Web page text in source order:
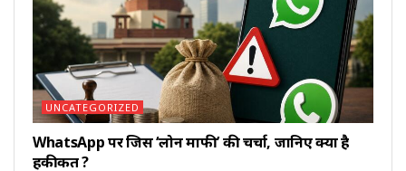
UNCATEGORIZED
WhatsApp पर जिस ‘लोन माफी’ की चर्चा, जानिए क्या है
हकीकत ?